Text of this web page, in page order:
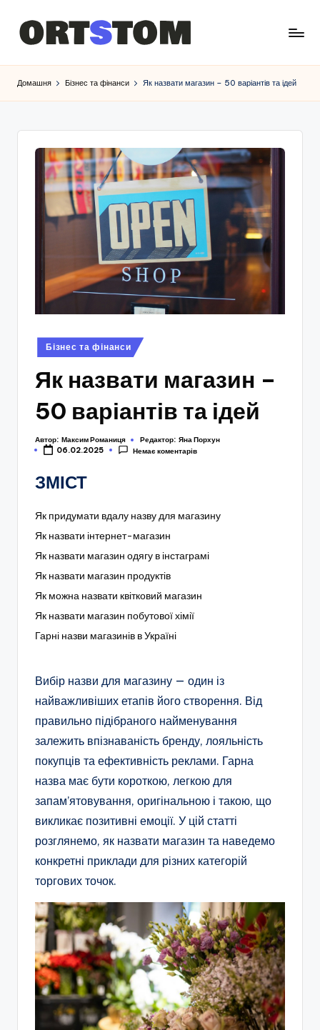
Домашня Бізнес та фінанси Як назвати магазин – 50 варіантів та ідей
Опубліковано
у
Бізнес та фінанси
Як назвати магазин –
50 варіантів та ідей
Автор: Максим Романиця Редактор: Яна Порхун
06.02.2025
Немає коментарів
ЗМІСТ
Як придумати вдалу назву для магазину
Як назвати інтернет-магазин
Як назвати магазин одягу в інстаграмі
Як назвати магазин продуктів
Як можна назвати квітковий магазин
Як назвати магазин побутової хімії
Гарні назви магазинів в Україні
Вибір назви для магазину — один із
найважливіших етапів його створення. Від
правильно підібраного найменування
залежить впізнаваність бренду, лояльність
покупців та ефективність реклами. Гарна
назва має бути короткою, легкою для
запам’ятовування, оригінальною і такою, що
викликає позитивні емоції. У цій статті
розглянемо, як назвати магазин та наведемо
конкретні приклади для різних категорій
торгових точок.